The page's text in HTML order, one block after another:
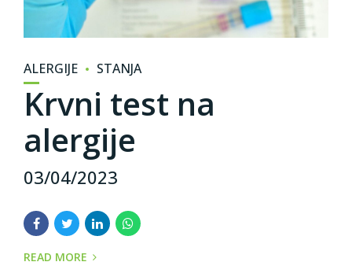
ALERGIJE STANJA
Krvni test na
alergije
03/04/2023
READ MORE